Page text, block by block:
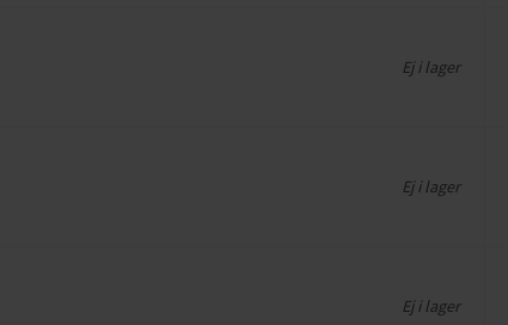
Ej i lager
Ej i lager
Ej i lager